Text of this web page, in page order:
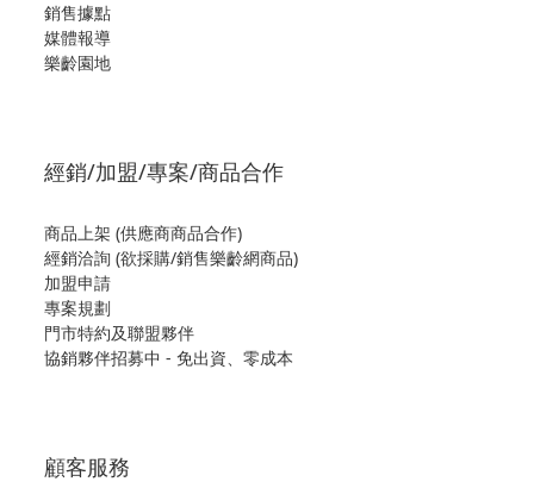
銷售據點
媒體報導
樂齡園地
經銷/加盟/專案/商品合作
商品上架 (供應商商品合作)
經銷洽詢 (欲採購/銷售樂齡網商品)
加盟申請
專案規劃
門市特約及聯盟夥伴
協銷夥伴招募中 - 免出資、零成本
顧客服務